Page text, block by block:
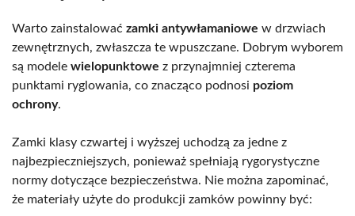
Warto zainstalować zamki antywłamaniowe w drzwiach
zewnętrznych, zwłaszcza te wpuszczane. Dobrym wyborem
są modele wielopunktowe z przynajmniej czterema
punktami ryglowania, co znacząco podnosi poziom
ochrony.
Zamki klasy czwartej i wyższej uchodzą za jedne z
najbezpieczniejszych, ponieważ spełniają rygorystyczne
normy dotyczące bezpieczeństwa. Nie można zapominać,
że materiały użyte do produkcji zamków powinny być: